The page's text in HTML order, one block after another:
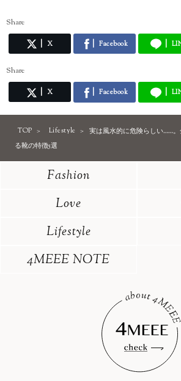
Share
X Facebook
Share
X Facebook
TOP Lifestyle
実は風水的に危険らしい……
る靴の特徴5選
Fashion
Love
Lifestyle
4MEEE NOTE